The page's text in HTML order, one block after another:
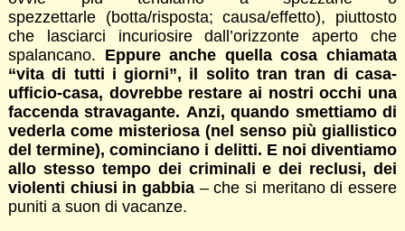
spezzettarle (botta/risposta; causa/effetto), piuttosto
che lasciarci incuriosire dall’orizzonte aperto che
spalancano. Eppure anche quella cosa chiamata
“vita di tutti i giorni”, il solito tran tran di casa-
ufficio-casa, dovrebbe restare ai nostri occhi una
faccenda stravagante. Anzi, quando smettiamo di
vederla come misteriosa (nel senso più giallistico
del termine), cominciano i delitti. E noi diventiamo
allo stesso tempo dei criminali e dei reclusi, dei
violenti chiusi in gabbia– che si meritano di essere
puniti a suon di vacanze.